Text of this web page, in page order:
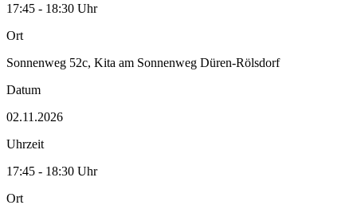
17:45 - 18:30 Uhr
Ort
Sonnenweg 52c, Kita am Sonnenweg Düren-Rölsdorf
Datum
02.11.2026
Uhrzeit
17:45 - 18:30 Uhr
Ort